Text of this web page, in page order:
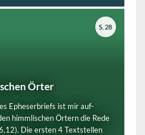
Örter
Epheserbriefs ist mir auf-
himmlischen Örtern die Rede
Die ersten 4 Textstellen
S. 28